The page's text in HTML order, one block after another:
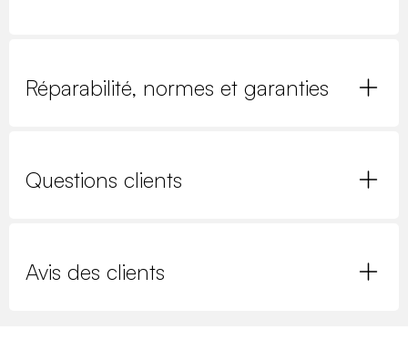
Réparabilité, normes et garanties
Questions clients
Avis des clients